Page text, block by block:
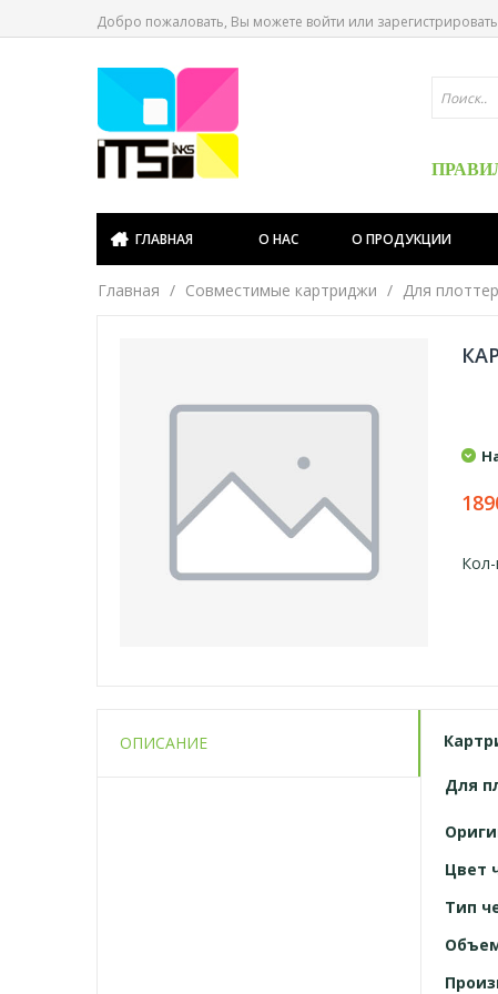
Добро пожаловать, Вы можете войти или
ГЛАВНАЯ О НАС О ПРОДУКЦИИ
Главная Совместимые картриджи Для
ОПИСАНИЕ
Для
Цвет
Тип